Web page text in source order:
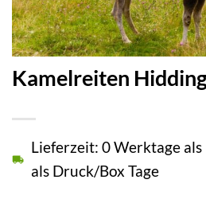
Kamelreiten
Lieferzeit: 0 Werktage
als Druck/Box Tage